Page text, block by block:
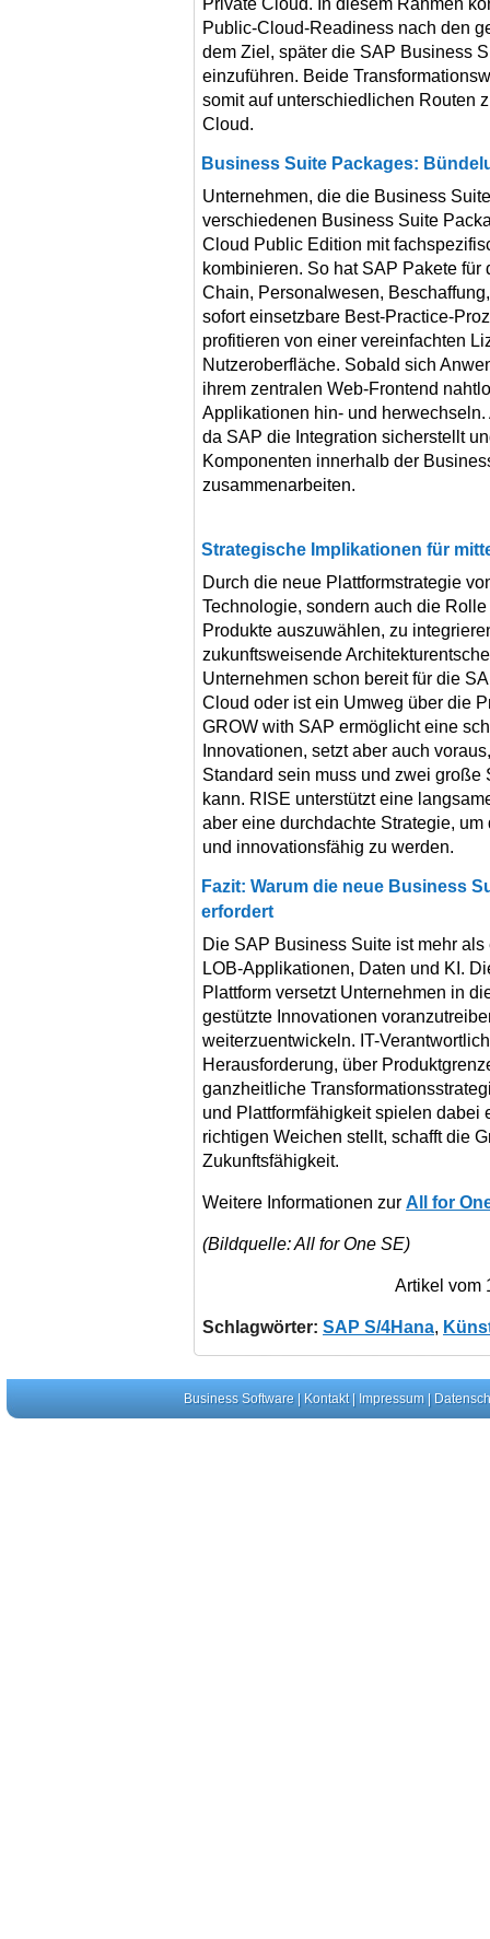
Public-Cloud-Readiness nach den
dem Ziel, später die SAP Business
einzuführen. Beide
somit auf unterschiedlichen Routen
Cloud.
Business Suite Packages:
Unternehmen, die die Business
verschiedenen Business Suite
Cloud Public Edition mit
kombinieren. So hat SAP Pakete
Chain, Personalwesen,
sofort einsetzbare Best-Practice-
profitieren von einer vereinfachten
Nutzeroberfläche. Sobald sich
ihrem zentralen Web-Frontend
Applikationen hin- und
da SAP die Integration sicherstellt
Komponenten innerhalb der
zusammenarbeiten.
Strategische Implikationen für
Durch die neue Plattformstrategie
Technologie, sondern auch die
Produkte auszuwählen, zu
zukunftsweisende
Unternehmen schon bereit für die
Cloud oder ist ein Umweg über die
GROW with SAP ermöglicht eine
Innovationen, setzt aber auch
Standard sein muss und zwei
kann. RISE unterstützt eine
aber eine durchdachte Strategie,
und innovationsfähig zu werden.
Fazit: Warum die neue Business
erfordert
Die SAP Business Suite ist mehr
LOB-Applikationen, Daten und KI.
Plattform versetzt Unternehmen in
gestützte Innovationen
weiterzuentwickeln. IT-
Herausforderung, über
ganzheitliche
und Plattformfähigkeit spielen
richtigen Weichen stellt, schafft die
Zukunftsfähigkeit.
Weitere Informationen zur All for
(Bildquelle: All for One SE)
Artikel vom
Schlagwörter: SAP S/4Hana,
Business Software| Kontakt| Impressum|